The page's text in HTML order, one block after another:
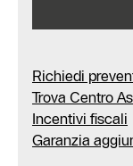
Richiedi
Trova Centro
Incentivi fiscali
Garanzia